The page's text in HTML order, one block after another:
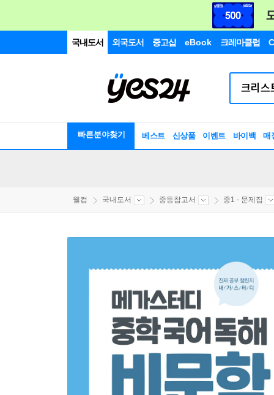
국내도서 외국도서 중고샵 eBook 크레마클럽
빠른분야찾기 베스트 신상품 이벤트 바이백 매
웰컴 국내도서 중등참고서 중1 - 문제집